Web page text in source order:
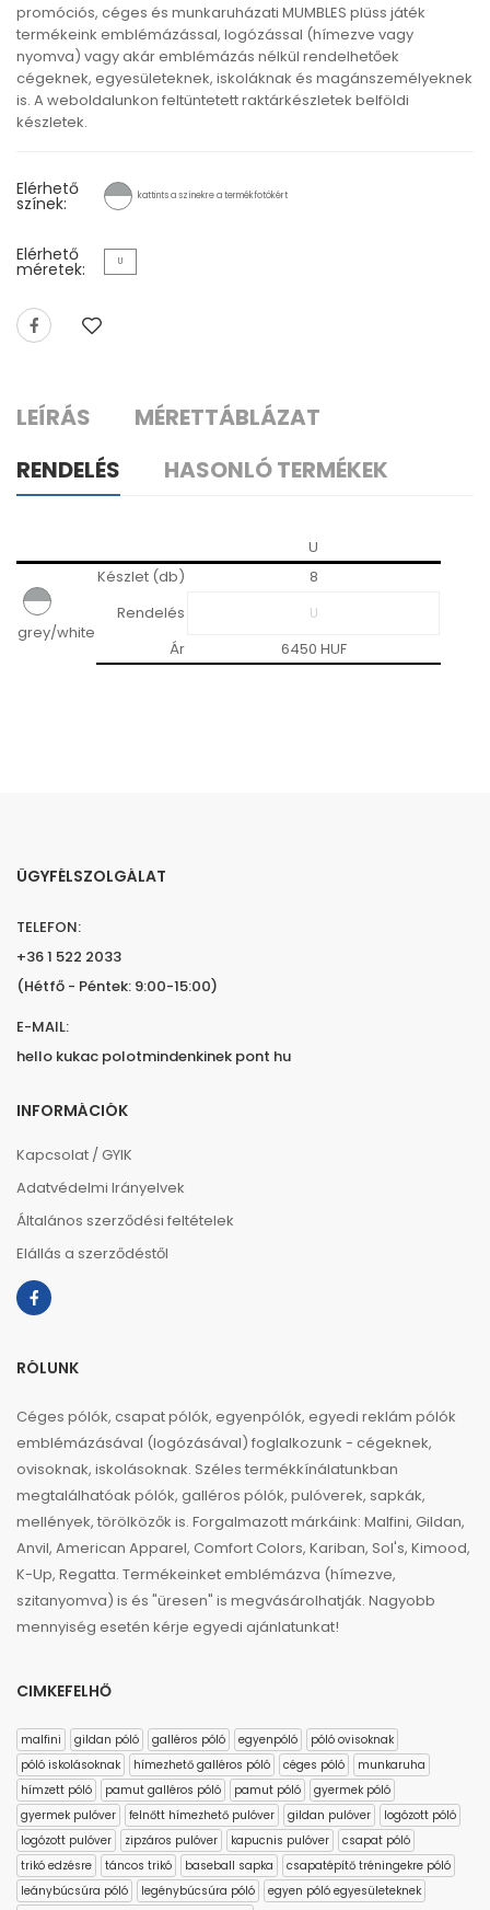
promóciós, céges és munkaruházati MUMBLES plüss játék
termékeink emblémázással, logózással (hímezve vagy
nyomva) vagy akár emblémázás nélkül rendelhetőek
cégeknek, egyesületeknek, iskoláknak és magánszemélyeknek
is. A weboldalunkon feltüntetett raktárkészletek belföldi
készletek.
Elérhető
színek: kattints a színekre a termékfotókért
Elérhető
méretek: U
LEÍRÁS
MÉRETTÁBLÁZAT
RENDELÉS
HASONLÓ TERMÉKEK
U
grey/white
Készlet (db)
8
Rendelés
Ár
6450 HUF
ÜGYFÉLSZOLGÁLAT
TELEFON:
+36 1 522 2033
(Hétfő - Péntek: 9:00-15:00)
E-MAIL:
hello kukac polotmindenkinek pont hu
INFORMÁCIÓK
Kapcsolat / GYIK
Adatvédelmi Irányelvek
Általános szerződési feltételek
Elállás a szerződéstől
RÓLUNK
Céges pólók, csapat pólók, egyenpólók, egyedi reklám pólók
emblémázásával (logózásával) foglalkozunk - cégeknek,
ovisoknak, iskolásoknak. Széles termékkínálatunkban
megtalálhatóak pólók, galléros pólók, pulóverek, sapkák,
mellények, törölközők is. Forgalmazott márkáink: Malfini, Gildan,
Anvil, American Apparel, Comfort Colors, Kariban, Sol's, Kimood,
K-Up, Regatta. Termékeinket emblémázva (hímezve,
szitanyomva) is és "üresen" is megvásárolhatják. Nagyobb
mennyiség esetén kérje egyedi ajánlatunkat!
CIMKEFELHŐ
malfini gildan póló galléros póló egyenpóló
póló ovisoknak
póló iskolásoknak
hímezhető galléros póló céges póló
munkaruha
hímzett póló
pamut galléros póló pamut póló
gyermek póló
gyermek pulóver
felnőtt hímezhető pulóver gildan pulóver
logózott póló
logózott pulóver
zipzáros pulóver kapucnis pulóver
csapat póló
trikó edzésre
táncos trikó baseball sapka
csapatépítő tréningekre póló
leánybúcsúra póló
legénybúcsúra póló
egyen póló egyesületeknek